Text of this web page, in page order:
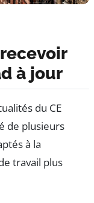
à jour
du CE
de plusieurs
à la
travail plus